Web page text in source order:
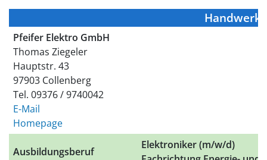
Handwerk
Pfeifer Elektro GmbH
Thomas Ziegeler
Hauptstr. 43
97903 Collenberg
Tel. 09376 / 9740042
E-Mail
Homepage
Ausbildungsberuf
Elektroniker (m/w/d)